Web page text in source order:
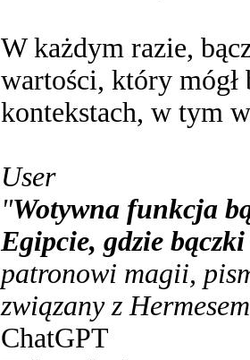
W każdym razie,
wartości, który
kontekstach, w tym
User
"Wotywna funkcja
Egipcie, gdzie
patronowi magii,
związany z
ChatGPT